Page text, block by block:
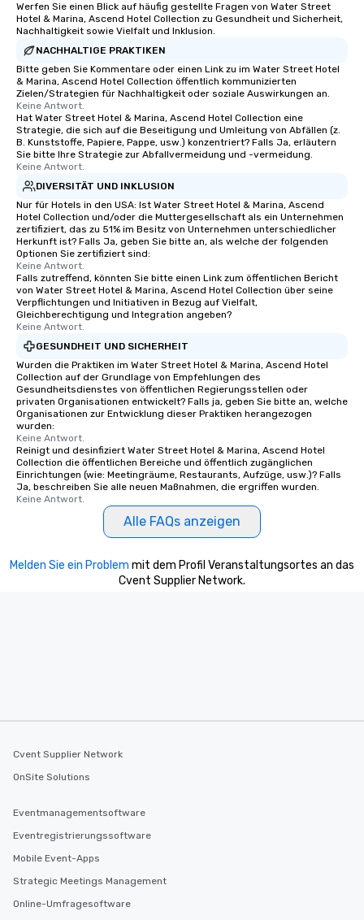
to gather and dine that few have
experienced, and all are sure to
remember. Our one-of-a-kind tours
are special, from the first stop to the
last. It’s an experience that attendees
will reminisce about long after they
leave. Location, Location, Location
One of the best reasons to book is the
convenient and efficient way the
experience is designed. All
restaurants are within an easy
walking distance of each other. The
short stroll allows your group
members a chance to engage in prime
networking opportunities before
heading to the next place on your tour
itinerary. You Get a Dinner and a Show
Our tours offer an exquisite feast plus
entertainment. All tours include a
knowledgeable, professional guide
who leads the group on a walking tour,
offering engaging tidbits and
fascinating stories. Several other
interactive experiences are included
along the way exclusively to our tours,
ensuring there is never a dull moment.
Different Types of Cuisine Our
experiences offer the ability to enjoy
several renowned restaurants in one
convenient outing, including ones you
and your guests might not have
at a typical corporate dinner. We offer
a way to try some of the finest spots
key. Whether you desire a tour during
after work, we can coordinate with
scheduling, Lip Smacking Foodie
Tours also provides a range of tour
durations. Our shortest tour is about
hours, with optional add-ons and
incentives.
Werfen Sie einen Blick auf häufig gestellte Fragen von Water Street
Hotel & Marina, Ascend Hotel Collection zu Gesundheit und Sicherheit,
Nachhaltigkeit sowie Vielfalt und Inklusion.
NACHHALTIGE PRAKTIKEN
Bitte geben Sie Kommentare oder einen Link zu im Water Street Hotel
& Marina, Ascend Hotel Collection öffentlich kommunizierten
Zielen/Strategien für Nachhaltigkeit oder soziale Auswirkungen an.
Keine Antwort.
Hat Water Street Hotel & Marina, Ascend Hotel Collection eine
Strategie, die sich auf die Beseitigung und Umleitung von Abfällen (z.
B. Kunststoffe, Papiere, Pappe, usw.) konzentriert? Falls Ja, erläutern
Sie bitte Ihre Strategie zur Abfallvermeidung und -vermeidung.
Keine Antwort.
DIVERSITÄT UND INKLUSION
Nur für Hotels in den USA: Ist Water Street Hotel & Marina, Ascend
Hotel Collection und/oder die Muttergesellschaft als ein Unternehmen
zertifiziert, das zu 51% im Besitz von Unternehmen unterschiedlicher
Herkunft ist? Falls Ja, geben Sie bitte an, als welche der folgenden
Optionen Sie zertifiziert sind:
Keine Antwort.
Falls zutreffend, könnten Sie bitte einen Link zum öffentlichen Bericht
von Water Street Hotel & Marina, Ascend Hotel Collection über seine
Verpflichtungen und Initiativen in Bezug auf Vielfalt,
Gleichberechtigung und Integration angeben?
Keine Antwort.
GESUNDHEIT UND SICHERHEIT
Wurden die Praktiken im Water Street Hotel & Marina, Ascend Hotel
Collection auf der Grundlage von Empfehlungen des
Gesundheitsdienstes von öffentlichen Regierungsstellen oder
privaten Organisationen entwickelt? Falls ja, geben Sie bitte an, welche
Organisationen zur Entwicklung dieser Praktiken herangezogen
wurden:
Keine Antwort.
Reinigt und desinfiziert Water Street Hotel & Marina, Ascend Hotel
Collection die öffentlichen Bereiche und öffentlich zugänglichen
Einrichtungen (wie: Meetingräume, Restaurants, Aufzüge, usw.)? Falls
Ja, beschreiben Sie alle neuen Maßnahmen, die ergriffen wurden.
Keine Antwort.
Alle FAQs anzeigen
Melden Sie ein Problem mit dem Profil Veranstaltungsortes an das
Cvent Supplier Network.
Cvent Supplier Network
OnSite Solutions
Eventmanagementsoftware
Eventregistrierungssoftware
Mobile Event-Apps
Strategic Meetings Management
Online-Umfragesoftware